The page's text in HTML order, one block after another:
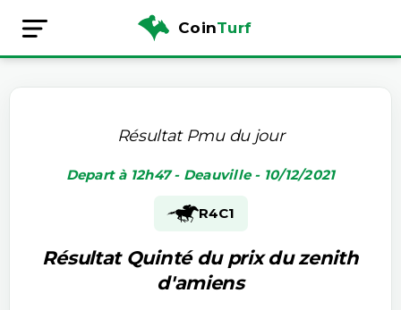
CoinTurf
Résultat Pmu du jour
Depart à 12h47 - Deauville - 10/12/2021
R4C1
Résultat Quinté du prix du zenith
d'amiens